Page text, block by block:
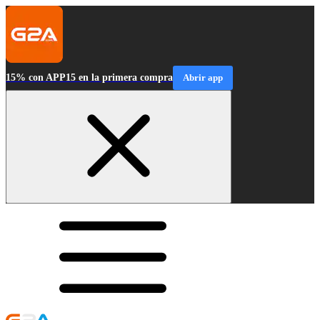
15% con APP15 en la primera compra Abrir app